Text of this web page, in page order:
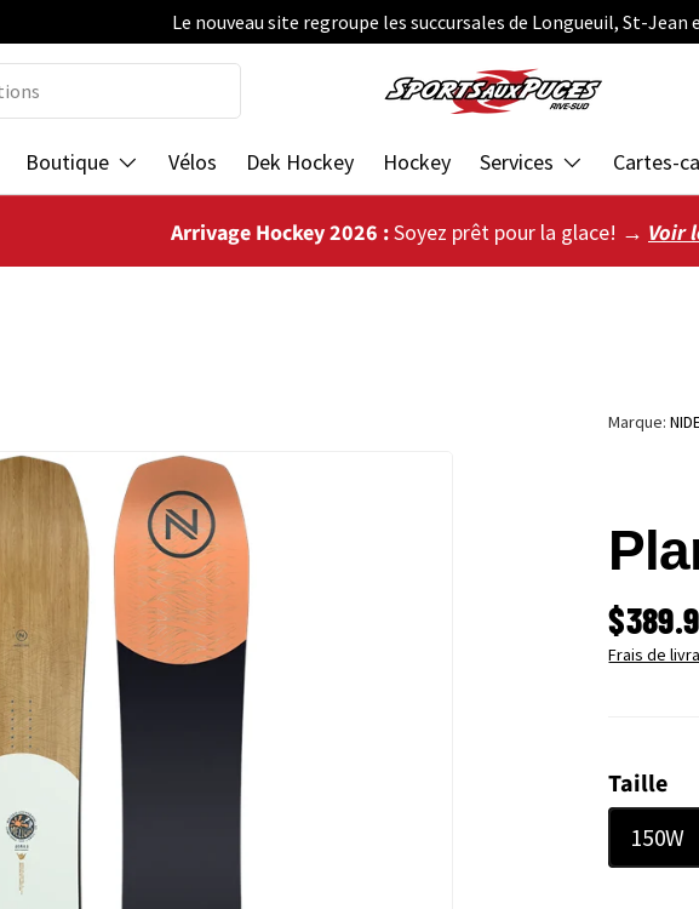
Le nouveau site regroupe les succursales de Longueuil, St-Jean
Boutique Vélos Dek Hockey Hockey Services Cartes-
Arrivage Hockey 2026 :Soyez prêt pour la glace! → Voir
PRODUITS
Marque:
PRIX
Frais de
Taille
150W